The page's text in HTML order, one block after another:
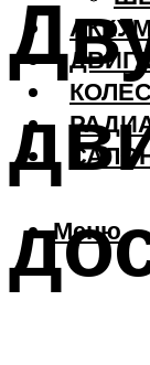
САЛОН
Меню